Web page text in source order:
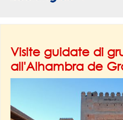
Visite guidate di
all'Alhambra de